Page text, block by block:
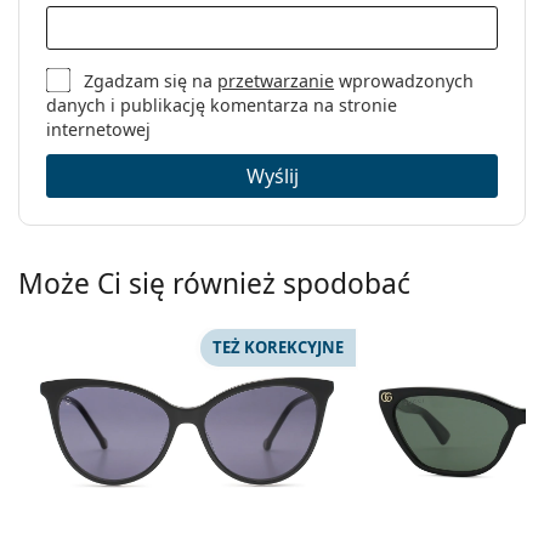
Zgadzam się na przetwarzanie wprowadzonych
danych i publikację komentarza na stronie
internetowej
Wyślij
Może Ci się również spodobać
TEŻ KOREKCYJNE